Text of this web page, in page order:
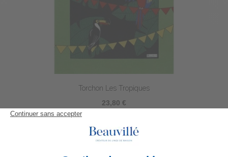
Torchon Les Tropiques
23,80 €